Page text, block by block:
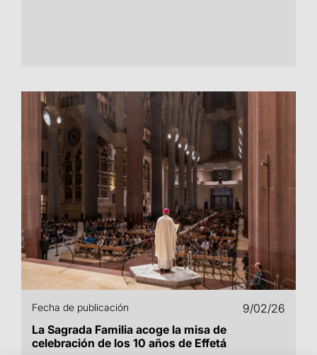
Fecha de publicación
9/02/26
La Sagrada Familia acoge la misa de
celebración de los 10 años de Effetá